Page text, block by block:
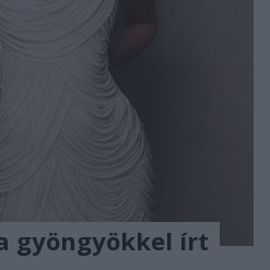
gyöngyökkel írt